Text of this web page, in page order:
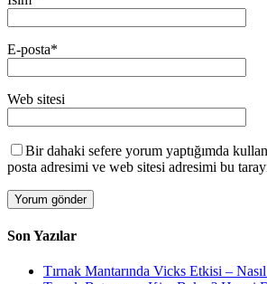
E-posta*
Web sitesi
Bir dahaki sefere yorum yaptığımda
posta adresimi ve web sitesi adresimi bu
Son Yazılar
Tırnak Mantarında Vicks Etkisi –